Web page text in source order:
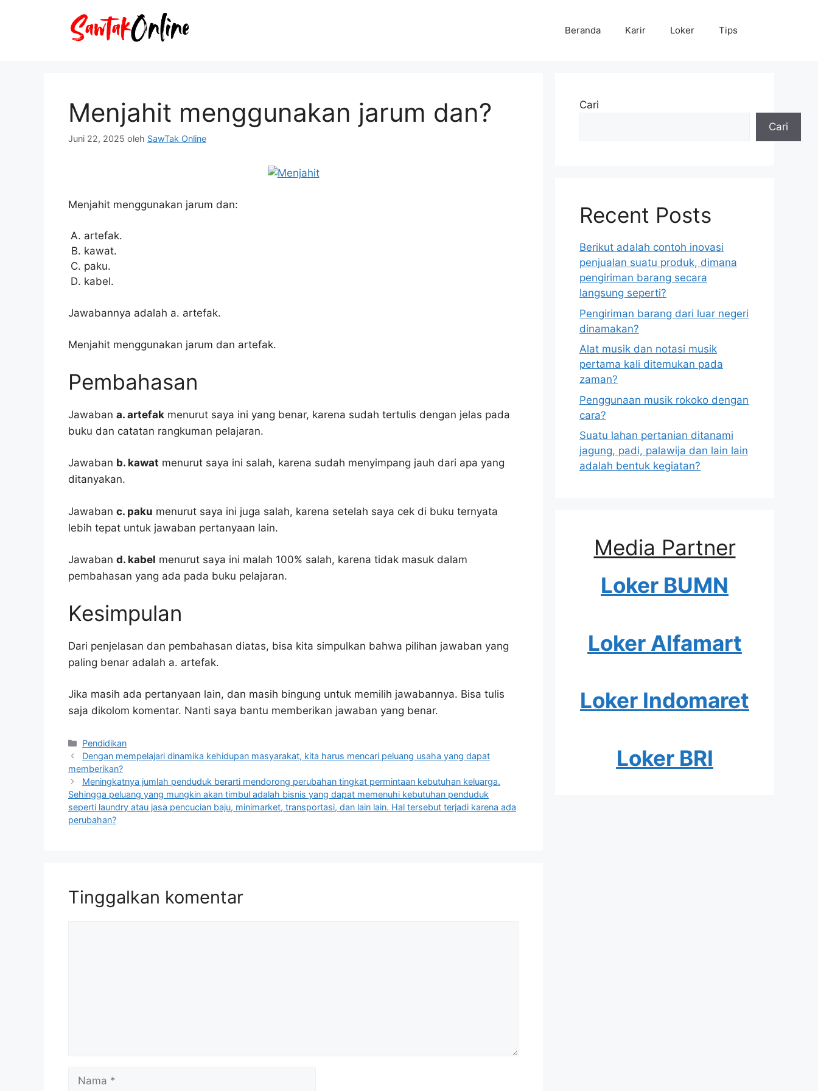
Beranda Karir Loker Tips
Menjahit menggunakan jarum dan?
Juni 22, 2025 oleh SawTak Online
Menjahit menggunakan jarum dan:
artefak.
kawat.
paku.
kabel.
Jawabannya adalah a. artefak.
Menjahit menggunakan jarum dan artefak.
Pembahasan
Jawaban a. artefak menurut saya ini yang benar, karena sudah tertulis dengan jelas pada
buku dan catatan rangkuman pelajaran.
Jawaban b. kawat menurut saya ini salah, karena sudah menyimpang jauh dari apa yang
ditanyakan.
Jawaban c. paku menurut saya ini juga salah, karena setelah saya cek di buku ternyata
lebih tepat untuk jawaban pertanyaan lain.
Jawaban d. kabel menurut saya ini malah 100% salah, karena tidak masuk dalam
pembahasan yang ada pada buku pelajaran.
Kesimpulan
Dari penjelasan dan pembahasan diatas, bisa kita simpulkan bahwa pilihan jawaban yang
paling benar adalah a. artefak.
Jika masih ada pertanyaan lain, dan masih bingung untuk memilih jawabannya. Bisa tulis
saja dikolom komentar. Nanti saya bantu memberikan jawaban yang benar.
Kategori
Pendidikan
Dengan mempelajari dinamika kehidupan masyarakat, kita harus mencari peluang usaha yang dapat
memberikan?
Meningkatnya jumlah penduduk berarti mendorong perubahan tingkat permintaan kebutuhan keluarga.
Sehingga peluang yang mungkin akan timbul adalah bisnis yang dapat memenuhi kebutuhan penduduk
seperti laundry atau jasa pencucian baju, minimarket, transportasi, dan lain lain. Hal tersebut terjadi karena ada
perubahan?
Tinggalkan komentar
Nama
Cari
Cari
Recent Posts
Berikut adalah contoh inovasi
penjualan suatu produk, dimana
pengiriman barang secara
langsung seperti?
Pengiriman barang dari luar negeri
dinamakan?
Alat musik dan notasi musik
pertama kali ditemukan pada
zaman?
Penggunaan musik rokoko dengan
cara?
Suatu lahan pertanian ditanami
jagung, padi, palawija dan lain lain
adalah bentuk kegiatan?
Media Partner
Loker BUMN
Loker Alfamart
Loker Indomaret
Loker BRI